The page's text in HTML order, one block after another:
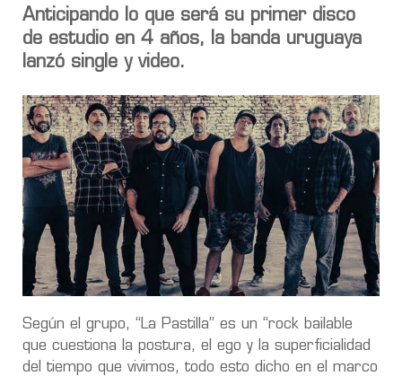
Anticipando lo que será su primer disco
de estudio en 4 años, la banda uruguaya
lanzó single y video.
Según el grupo, “La Pastilla” es un “rock bailable
que cuestiona la postura, el ego y la superficialidad
del tiempo que vivimos, todo esto dicho en el marco